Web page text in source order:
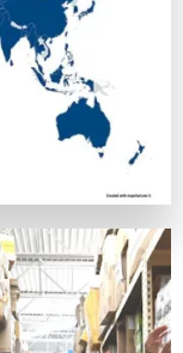
ータを守っている
制を提供してい
らでも問題なく
ク、Evolution
段